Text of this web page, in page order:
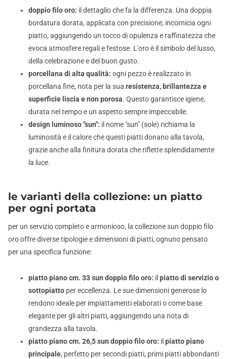
doppio filo oro: il dettaglio che fa la differenza. Una doppia
bordatura dorata, applicata con precisione, incornicia ogni
piatto, aggiungendo un tocco di opulenza e raffinatezza che
evoca atmosfere regali e festose. L'oro è il simbolo del lusso,
della celebrazione e del buon gusto.
porcellana di alta qualità: ogni pezzo è realizzato in
porcellana fine, nota per la sua resistenza, brillantezza e
superficie liscia e non porosa. Questo garantisce igiene,
durata nel tempo e un aspetto sempre impeccabile.
design luminoso "sun": il nome "sun" (sole) richiama la
luminosità e il calore che questi piatti donano alla tavola,
grazie anche alla finitura dorata che riflette splendidamente
la luce.
le varianti della collezione: un piatto
per ogni portata
per un servizio completo e armonioso, la collezione sun doppio filo
oro offre diverse tipologie e dimensioni di piatti, ognuno pensato
per una specifica funzione:
piatto piano cm. 33 sun doppio filo oro: il piatto di servizio o
sottopiatto per eccellenza. Le sue dimensioni generose lo
rendono ideale per impiattamenti elaborati o come base
elegante per gli altri piatti, aggiungendo una nota di
grandezza alla tavola.
piatto piano cm. 26,5 sun doppio filo oro: il piatto piano
principale, perfetto per secondi piatti, primi piatti abbondanti